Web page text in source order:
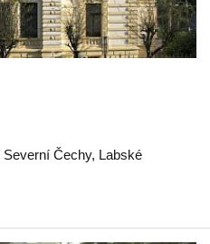
Severní Čechy, Labské